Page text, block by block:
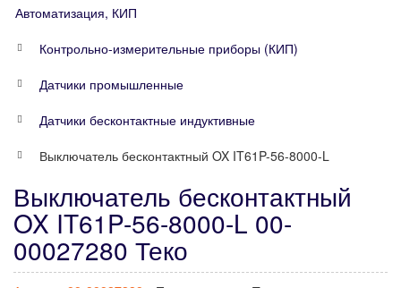
Автоматизация, КИП
Контрольно-измерительные приборы (КИП)
Датчики промышленные
Датчики бесконтактные индуктивные
Выключатель бесконтактный OX IT61P-56-8000-L
Выключатель бесконтактный
OX IT61P-56-8000-L 00-
00027280 Теко